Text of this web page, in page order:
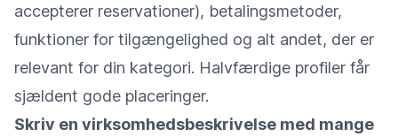
accepterer reservationer), betalingsmetoder,
funktioner for tilgængelighed og alt andet, der er
relevant for din kategori. Halvfærdige profiler får
sjældent gode placeringer.
Skriv en virksomhedsbeskrivelse med mange